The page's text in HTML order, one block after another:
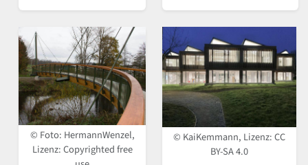
© Foto: HermannWenzel,
Lizenz: Copyrighted free
© KaiKemmann, Lizenz:CC
BY-SA 4.0